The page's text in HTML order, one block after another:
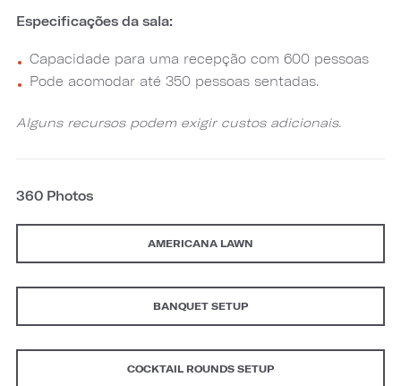
Especificações da sala:
Capacidade para uma recepção com 600 pessoas
Pode acomodar até 350 pessoas sentadas.
Alguns recursos podem exigir custos adicionais.
360 Photos
AMERICANA LAWN
BANQUET SETUP
COCKTAIL ROUNDS SETUP